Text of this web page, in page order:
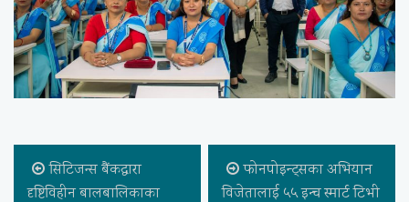
सिटिजन्स बैंकद्वारा
दृष्टिविहीन बालबालिकाका
फोनपोइन्ट्सका अभियान
विजेतालाई ५५ इन्च स्मार्ट टिभी